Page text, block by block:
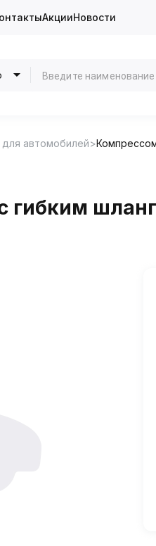
АкцииНовости
для автомобилей
гибким